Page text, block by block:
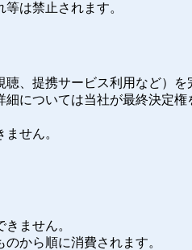
は禁止されます。
、提携サービス利用など）
については当社が最終決定
せん。
ません。
から順に消費されます。